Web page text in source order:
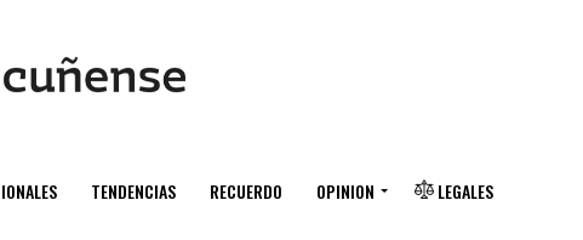
TENDENCIAS RECUERDO OPINION LEGALES